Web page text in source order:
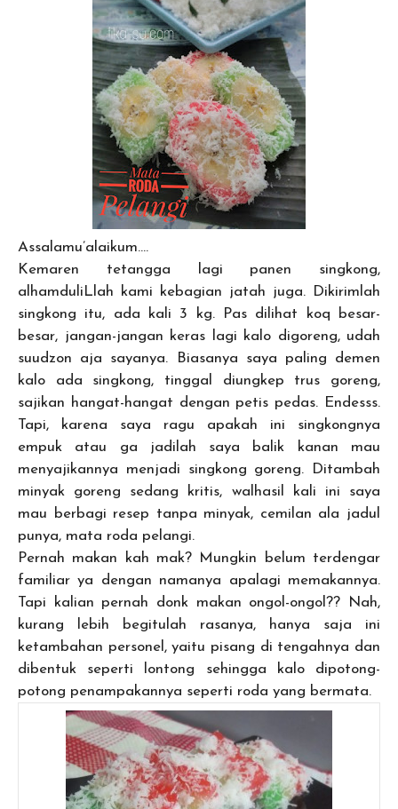
Assalamu’alaikum….
Kemaren tetangga lagi panen singkong,
alhamduliLlah kami kebagian jatah juga. Dikirimlah
singkong itu, ada kali 3 kg. Pas dilihat koq besar-
besar, jangan-jangan keras lagi kalo digoreng, udah
suudzon aja sayanya. Biasanya saya paling demen
kalo ada singkong, tinggal diungkep trus goreng,
sajikan hangat-hangat dengan petis pedas. Endesss.
Tapi, karena saya ragu apakah ini singkongnya
empuk atau ga jadilah saya balik kanan mau
menyajikannya menjadi singkong goreng. Ditambah
minyak goreng sedang kritis, walhasil kali ini saya
mau berbagi resep tanpa minyak, cemilan ala jadul
punya, mata roda pelangi.
Pernah makan kah mak? Mungkin belum terdengar
familiar ya dengan namanya apalagi memakannya.
Tapi kalian pernah donk makan ongol-ongol?? Nah,
kurang lebih begitulah rasanya, hanya saja ini
ketambahan personel, yaitu pisang di tengahnya dan
dibentuk seperti lontong sehingga kalo dipotong-
potong penampakannya seperti roda yang bermata.